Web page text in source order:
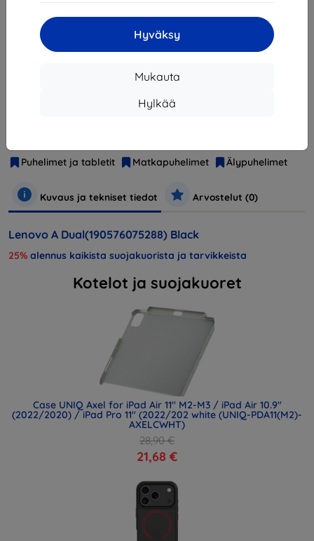
Hyväksy
Mukauta
Hylkää
Loppuunmyyty
Puhelimet ja tabletit
Matkapuhelimet Älypuhelimet
Kuvaus ja tekniset tiedot Arvostelut (0)
Lenovo A Dual(190576075288) Black
25% alennus kaikista suojakuorista ja tarvikkeista
Kotelot ja suojakuoret
Case UNIQ Axel for iPad Air 11" M2-M3 / iPad Air 10.9"
(2022/2020) / iPad Pro 11" (2022/202 white (UNIQ-PDA11(M2)-
AXELCWHT)
28,90 €
21,68 €